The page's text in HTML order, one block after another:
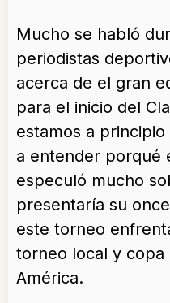
Mucho se habló
periodistas
acerca de el gran
para el inicio del
estamos a principio
a entender porqué
especuló mucho
presentaría su
este torneo
torneo local y copa
América.